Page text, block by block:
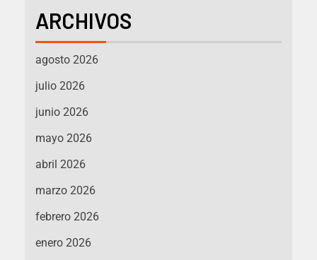
ARCHIVOS
agosto 2026
julio 2026
junio 2026
mayo 2026
abril 2026
marzo 2026
febrero 2026
enero 2026